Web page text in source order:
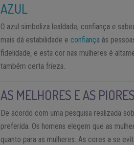
AZUL
O azul simboliza lealdade, confiança e
mais dá estabilidade econfiança às
fidelidade, e esta cor nas mulheres é
também certa frieza.
AS MELHORES E AS
De acordo com uma pesquisa realizada
preferida. Os homens elegem que as
quanto para as mulheres. As cores a se